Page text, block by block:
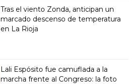
Tras el viento Zonda, anticipan un
marcado descenso de temperatura
en La Rioja
Lali Espósito fue camuflada a la
marcha frente al Congreso: la foto